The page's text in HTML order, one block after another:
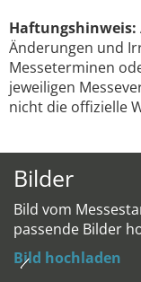
Haftungshinweis:
Änderungen und
Messeterminen
jeweiligen
nicht die offizielle
Bilder
Bild vom
passende Bilder
Bild hochladen